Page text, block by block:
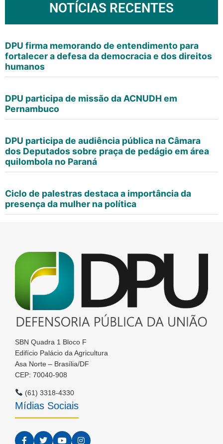
NOTÍCIAS RECENTES
DPU firma memorando de entendimento para
fortalecer a defesa da democracia e dos direitos
humanos
DPU participa de missão da ACNUDH em
Pernambuco
DPU participa de audiência pública na Câmara
dos Deputados sobre praça de pedágio em área
quilombola no Paraná
Ciclo de palestras destaca a importância da
presença da mulher na política
SBN Quadra 1 Bloco F
Edifício Palácio da Agricultura
Asa Norte – Brasília/DF
CEP: 70040-908
(61) 3318-4330
Mídias Sociais